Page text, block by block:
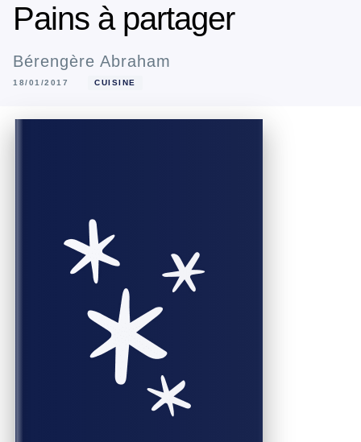
Pains à partager
Bérengère Abraham
18/01/2017 CUISINE